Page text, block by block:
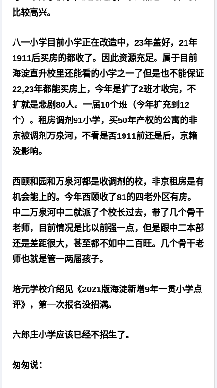
比较高兴。
八一小学目前小学正在改造中，23年盖好，21年
1911后买房的都收了。因此资源充足。属于目前
海淀直升校里还能看的小学之一了但是也不能保证
22,23年都能买房上，今年是扩了2班才收完，不
扩就是悲剧80人。一届10个班（今年扩充到12
个）。租房调剂91小学，买50年产权的公寓的非
京被调剂万泉河，不看是否1911前还是后，京籍
没影响。
西颐和园和万泉河都是收调剂的校，非京租房是有
机会能上的。今年西颐收了81的四老外区有房。
中二万泉河中二就派了个校长过去，带了几个骨干
老师，目前情况是比以前强一点，但是跟中二本部
还是差距很大，甚至都不如中二百旺。几个骨干老
师也就是管一两届孩子。
培元学校介绍见《2021版海淀新增9年一贯小学点
评》，第一次报名没招满。
六郎庄小学应该已经不招生了。
匆匆说：